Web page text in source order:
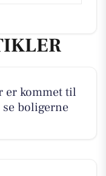
er kommet til
se boligerne